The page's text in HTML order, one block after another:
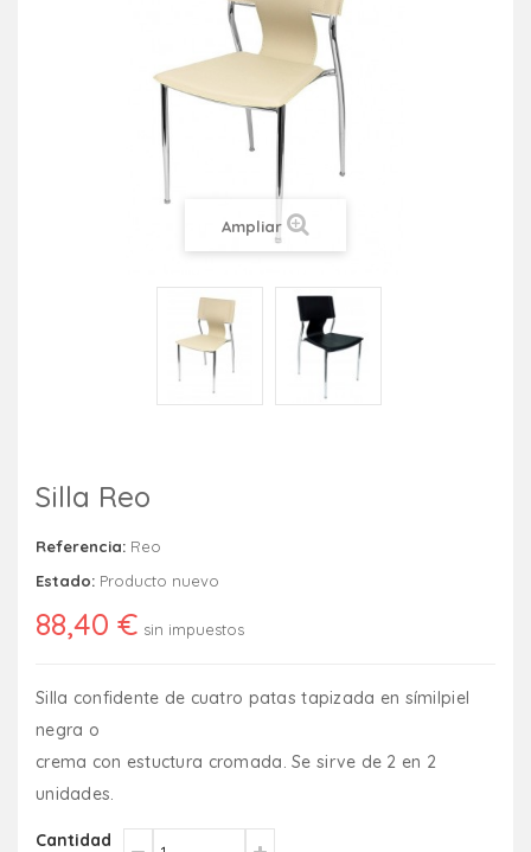
Ampliar
Silla Reo
Referencia: Reo
Estado: Producto nuevo
88,40 € sin impuestos
Silla confidente de cuatro patas tapizada en símilpiel
negra o
crema con estuctura cromada. Se sirve de 2 en 2
unidades.
Cantidad